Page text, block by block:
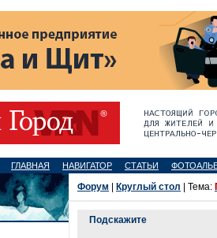
ГЛАВНАЯ НАВИГАТОР СТАТЬИ
Форум Круглый стол | Тема:
Подскажите